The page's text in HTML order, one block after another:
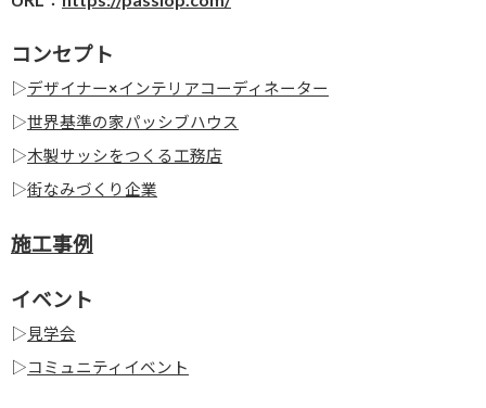
コンセプト
▷デザイナー×インテリアコーディネーター
▷世界基準の家パッシブハウス
▷木製サッシをつくる工務店
▷街なみづくり企業
施工事例
イベント
▷ 見学会
▷コミュニティイベント